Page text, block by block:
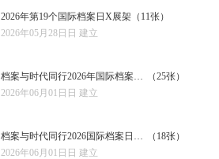
2026年第19个国际档案日X展架 （11张）
2026年05月28日日 建立
档案与时代同行2026年国际档案日展板
（25张）
2026年06月01日日 建立
档案与时代同行2026国际档案日DM单
（18张）
2026年06月01日日 建立